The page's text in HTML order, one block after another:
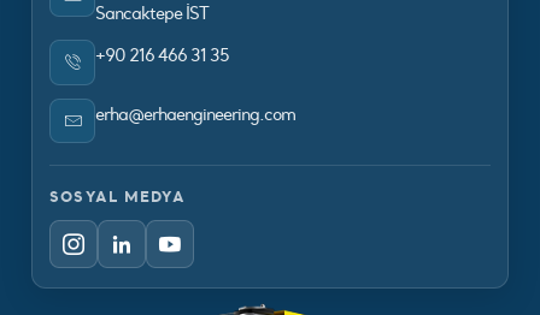
Sancaktepe İST
+90 216 466 31 35
erha@erhaengineering.com
SOSYAL MEDYA